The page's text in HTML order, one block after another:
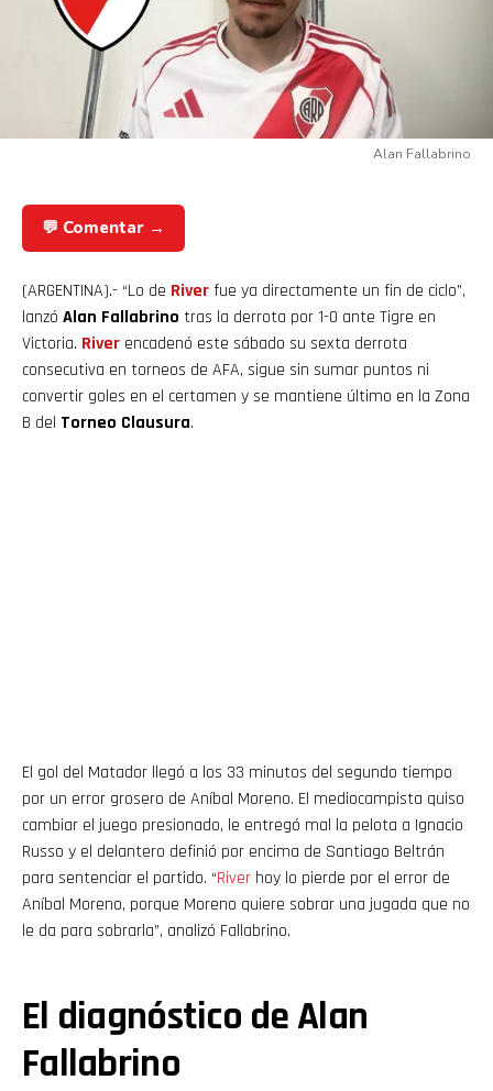
Alan Fallabrino
💬 Comentar →
(ARGENTINA).- “Lo de Riverfue ya directamente un fin de ciclo”,
lanzó Alan Fallabrino tras la derrota por 1-0 ante Tigre en
Victoria. River encadenó este sábado su sexta derrota
consecutiva en torneos de AFA, sigue sin sumar puntos ni
convertir goles en el certamen y se mantiene último en la Zona
B del Torneo Clausura.
El gol del Matador llegó a los 33 minutos del segundo tiempo
por un error grosero de Aníbal Moreno. El mediocampista quiso
cambiar el juego presionado, le entregó mal la pelota a Ignacio
Russo y el delantero definió por encima de Santiago Beltrán
para sentenciar el partido. “River hoy lo pierde por el error de
Aníbal Moreno, porque Moreno quiere sobrar una jugada que no
le da para sobrarla”, analizó Fallabrino.
El diagnóstico de Alan
Fallabrino